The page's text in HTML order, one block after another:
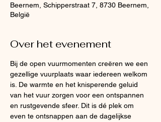
Beernem, Schipperstraat 7, 8730 Beernem,
België
Over het evenement
Bij de open vuurmomenten creëren we een
gezellige vuurplaats waar iedereen welkom
is. De warmte en het knisperende geluid
van het vuur zorgen voor een ontspannen
en rustgevende sfeer. Dit is dé plek om
even te ontsnappen aan de dagelijkse